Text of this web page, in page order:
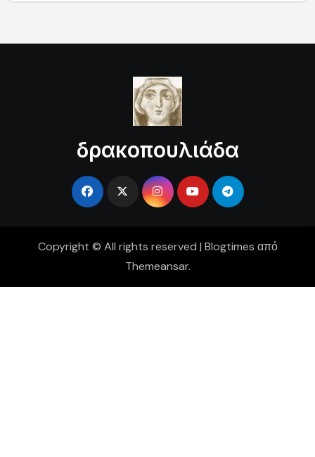
δρακοπουλιάδα
Copyright © All rights reserved | Blogtimes από
Themeansar.